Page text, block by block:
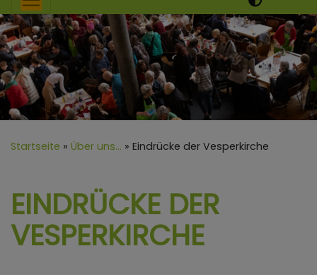
Startseite Über uns... Eindrücke der Vesperkirche
EINDRÜCKE DER
VESPERKIRCHE